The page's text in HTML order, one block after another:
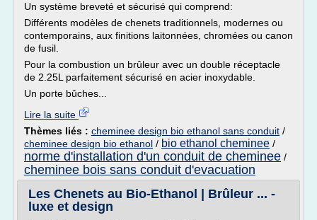
Un système breveté et sécurisé qui comprend:
Différents modèles de chenets traditionnels, modernes ou
contemporains, aux finitions laitonnées, chromées ou canon
de fusil.
Pour la combustion un brûleur avec un double réceptacle
de 2.25L parfaitement sécurisé en acier inoxydable.
Un porte bûches...
Lire la suite
Thèmes liés : cheminee design bio ethanol sans conduit /
cheminee design bio ethanol / bio ethanol cheminee /
norme d'installation d'un conduit de cheminee /
cheminee bois sans conduit d'evacuation
Les Chenets au Bio-Ethanol | Brûleur ... -
luxe et design